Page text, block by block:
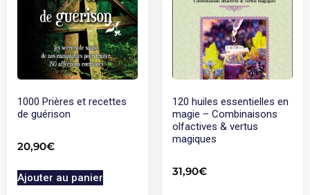
1000 Prières et recettes
de guérison
20,90€
Ajouter au panier
120 huiles essentielles en
magie – Combinaisons
olfactives & vertus
magiques
31,90€